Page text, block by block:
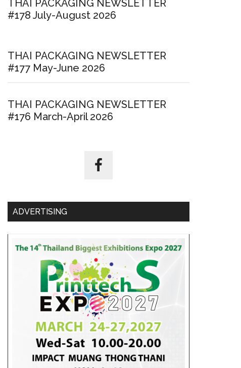
THAI PACKAGING NEWSLETTER
#178 July-August 2026
THAI PACKAGING NEWSLETTER
#177 May-June 2026
THAI PACKAGING NEWSLETTER
#176 March-April 2026
ADVERTISING